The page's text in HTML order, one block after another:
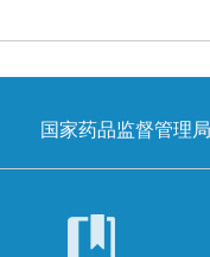
国家药品监督管理局